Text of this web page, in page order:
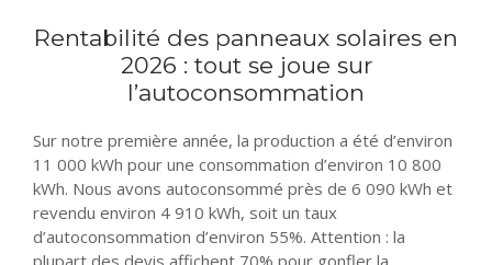
Rentabilité des panneaux solaires en
2026 : tout se joue sur
l’autoconsommation
Sur notre première année, la production a été d’environ
11 000 kWh pour une consommation d’environ 10 800
kWh. Nous avons autoconsommé près de 6 090 kWh et
revendu environ 4 910 kWh, soit un taux
d’autoconsommation d’environ 55%. Attention : la